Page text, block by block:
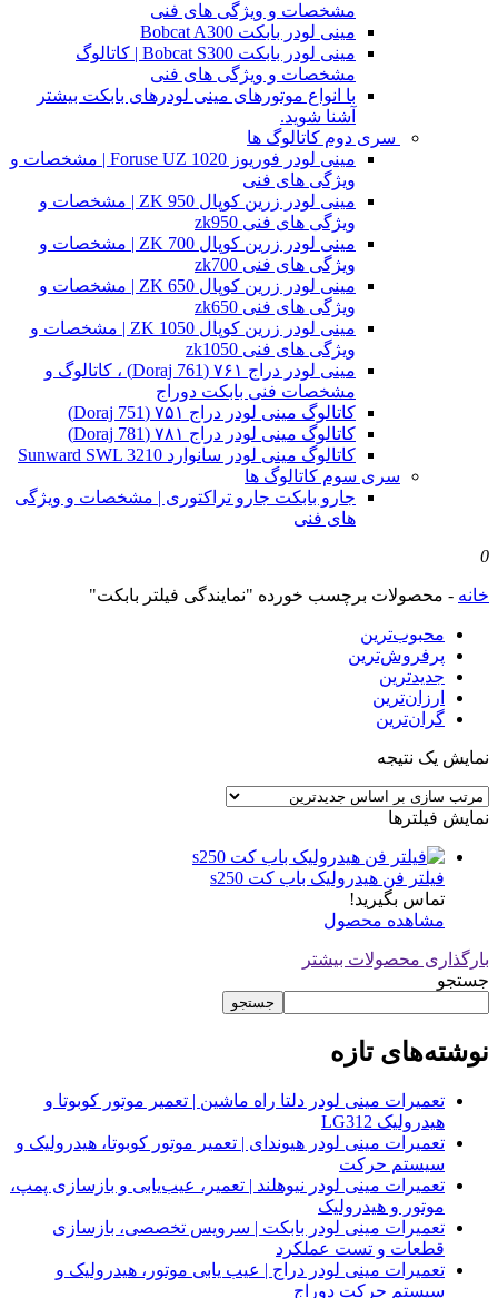
مشخصات و ویژگی های فنی
مینی لودر بابکت Bobcat A300
مینی لودر بابکت Bobcat S300 | کاتالوگ
مشخصات و ویژگی های فنی
با انواع موتورهای مینی لودرهای بابکت بیشتر
آشنا شوید.
سری دوم کاتالوگ ها
مینی لودر فوریوز Foruse UZ 1020 | مشخصات و
ویژگی های فنی
مینی لودر زرین کوپال ZK 950 | مشخصات و
ویژگی های فنی zk950
مینی لودر زرین کوپال ZK 700 | مشخصات و
ویژگی های فنی zk700
مینی لودر زرین کوپال ZK 650 | مشخصات و
ویژگی های فنی zk650
مینی لودر زرین کوپال ZK 1050 | مشخصات و
ویژگی های فنی zk1050
مینی لودر دراج ۷۶۱ (Doraj 761) ، کاتالوگ و
مشخصات فنی بابکت دوراج
کاتالوگ مینی لودر دراج ۷۵۱ (Doraj 751)
کاتالوگ مینی لودر دراج ۷۸۱ (Doraj 781)
کاتالوگ مینی لودر سانوارد Sunward SWL 3210
سری سوم کاتالوگ ها
جارو بابکت جارو تراکتوری | مشخصات و ویژگی
های فنی
0
خانه - محصولات برچسب خورده "نمایندگی فیلتر بابکت"
محبوب‌ترین
پرفروش‌ترین
جدیدترین
ارزان‌ترین
گران‌ترین
نمایش یک نتیجه
نمایش فیلترها
فیلتر فن هیدرولیک باب کت s250
تماس بگیرید!
مشاهده محصول
بارگذاری محصولات بیشتر
جستجو
جستجو
نوشته‌های تازه
تعمیرات مینی لودر دلتا راه ماشین | تعمیر موتور کوبوتا و
هیدرولیک LG312
تعمیرات مینی لودر هیوندای | تعمیر موتور کوبوتا، هیدرولیک و
سیستم حرکت
تعمیرات مینی لودر نیوهلند | تعمیر، عیب‌یابی و بازسازی پمپ،
موتور و هیدرولیک
تعمیرات مینی لودر بابکت | سرویس تخصصی، بازسازی
قطعات و تست عملکرد
تعمیرات مینی لودر دراج | عیب یابی موتور، هیدرولیک و
سیستم حرکت دوراج